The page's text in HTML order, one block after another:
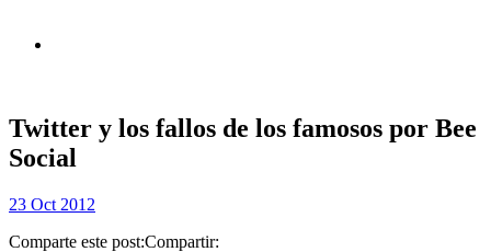
Twitter y los fallos de los famosos por Bee
Social
23 Oct 2012
Comparte este post:Compartir: